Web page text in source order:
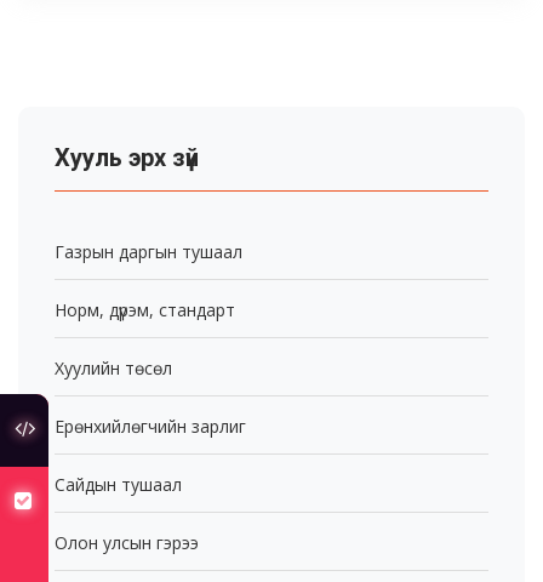
Хууль эрх зүй
Газрын даргын тушаал
Норм, дүрэм, стандарт
Хуулийн төсөл
Ерөнхийлөгчийн зарлиг
Сайдын тушаал
Олон улсын гэрээ
туслах холбоос
хуулийн төсөлд санал авч байна